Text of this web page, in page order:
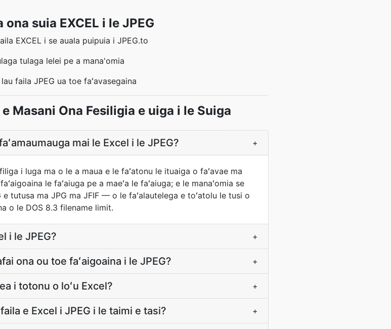
ona suia EXCEL i le JPEG
EXCEL i se auala puipuia i JPEG.to
tulaga lelei pe a mana'omia
lau faila JPEG ua toe faʻavasegaina
e Masani Ona Fesiligia e uiga i le Suiga
mai le Excel i le JPEG? +
i luga ma o le a maua e le faʻatonu le ituaiga o faʻavae ma
le faʻaiuga pe a maeʻa le faʻaiuga; e le manaʻomia se
tutusa ma JPG ma JFIF — o le faʻalautelega e toʻatolu le tusi o
o le DOS 8.3 filename limit.
i le JPEG? +
ona ou toe faʻaigoaina i le JPEG? +
i totonu o loʻu Excel? +
e Excel i JPEG i le taimi e tasi? +